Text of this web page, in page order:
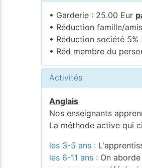
• Garderie : 25.00 Eur
• Réduction famille/
• Réduction société 5%
• Réd membre du
Activités
Anglais
Nos enseignants
La méthode active qui
les 3-5 ans :
les 6-11 ans : On